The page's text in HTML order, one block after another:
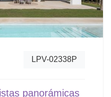
LPV-02338P
panorámicas